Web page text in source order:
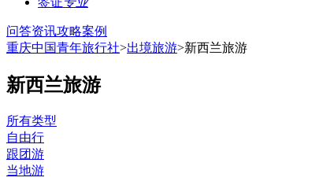
问答资讯攻略案例
重庆中国青年旅行社>出境旅游>新西兰旅游
新西兰旅游
所有类型
自由行
跟团游
当地游